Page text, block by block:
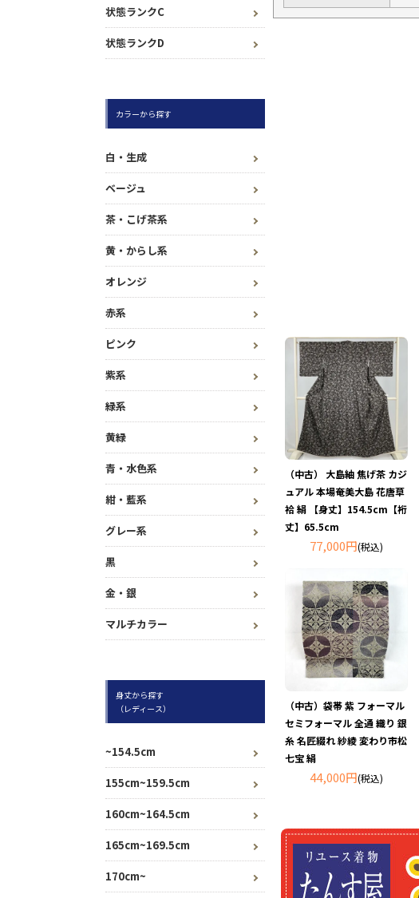
状態ランクC
状態ランクD
カラーから探す
白・生成
ベージュ
茶・こげ茶系
黄・からし系
オレンジ
赤系
ピンク
紫系
緑系
黄緑
青・水色系
紺・藍系
グレー系
黒
金・銀
マルチカラー
身丈から探す
（レディース）
~154.5cm
155cm~159.5cm
160cm~164.5cm
165cm~169.5cm
170cm~
（中古） 大島紬 焦げ茶 カジ
ュアル 本場奄美大島 花唐草
袷 絹 【身丈】154.5cm【裄
丈】65.5cm
77,000円(税込)
（中古）袋帯 紫 フォーマル
セミフォーマル 全通 織り 銀
糸 名匠綴れ 紗綾 変わり市松
七宝 絹
44,000円(税込)